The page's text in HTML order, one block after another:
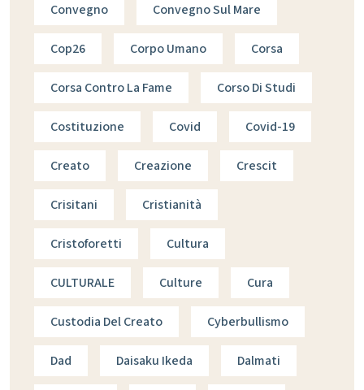
Convegno Convegno Sul Mare
Cop26 Corpo Umano Corsa
Corsa Contro La Fame Corso Di Studi
Costituzione Covid Covid-19
Creato Creazione Crescit
Crisitani Cristianità
Cristoforetti Cultura
CULTURALE Culture Cura
Custodia Del Creato Cyberbullismo
Dad Daisaku Ikeda Dalmati